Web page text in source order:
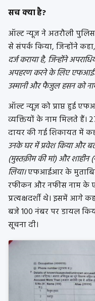
सच क्या है?
ऑल्ट न्यूज ने अतरौली
से संपर्क किया, जिन्होंने कहा,
दर्ज कराया है, जिन्होंने
अपहरण करने के लिए
उस्मानी और फैजुल हसन को
ऑल्ट न्यूज़ को प्राप्त हुई
व्यक्तियों के नाम मिलते हैं।
दायर की गई शिकायत में
उनके घर में प्रवेश किया और
(मुस्तक़ीम की मां) और शाहीन
लिया।एफआईआर के
रफीकन और नफीस नाम के
प्रत्यक्षदर्शी थे। इसमें आगे
बजे 100 नंबर पर डायल
सूचना दी।